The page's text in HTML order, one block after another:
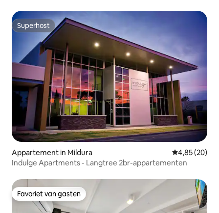
Superhost
Superhost
Appartement in Mildura Gemiddelde
4,85 (20)
Indulge Apartments - Langtree 2br-appartementen
Favoriet van gasten
Favoriet van gasten